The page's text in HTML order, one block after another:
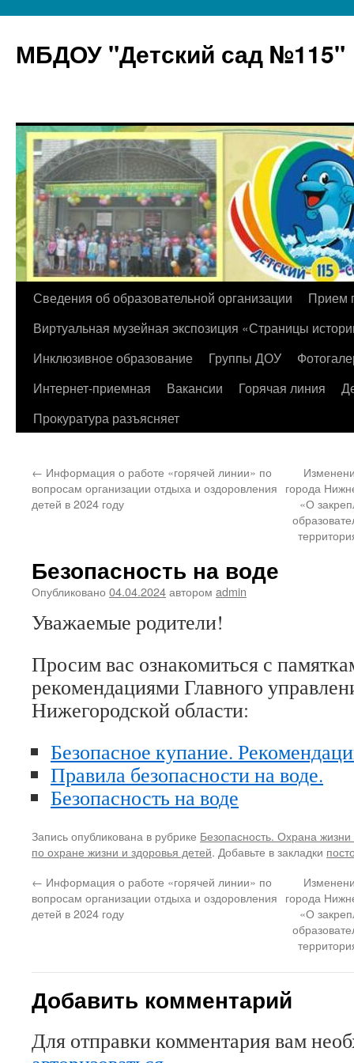
МБДОУ "Детский сад №115"
Перейти
содержимому
Сведения об образовательной организации
Прием
Виртуальная музейная экспозиция «Страницы
Инклюзивное образование
Группы ДОУ
Интернет-приемная
Вакансии Горячая линия
Прокуратура разъясняет
← Информация о работе «горячей линии» по
вопросам организации отдыха и оздоровления
детей в 2024 году
города
«О
Безопасность на воде
Опубликовано 04.04.2024автором admin
Уважаемые родители!
Просим вас ознакомиться с
рекомендациями Главного
Нижегородской области:
Безопасное купание.
Правила безопасности на воде.
Безопасность на воде
Запись опубликована в рубрике Безопасность. Охрана
по охране жизни и здоровья детей. Добавьте в закладки
← Информация о работе «горячей линии» по
вопросам организации отдыха и оздоровления
детей в 2024 году
города
«О
Добавить комментарий
Для отправки комментария вам